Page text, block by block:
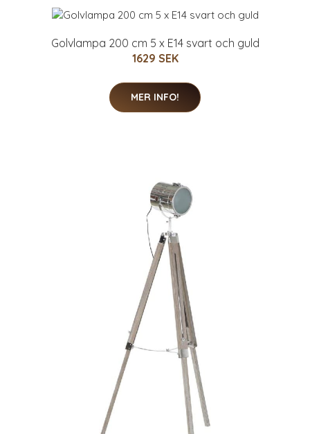
Golvlampa 200 cm 5 x E14 svart och guld
1629 SEK
MER INFO!